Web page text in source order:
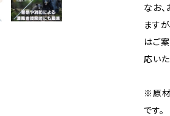
なお
ます
はご
応い
※原材
です。